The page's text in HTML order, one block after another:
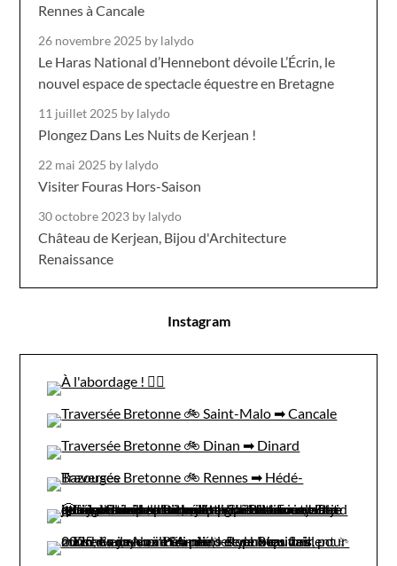
Rennes à Cancale
26 novembre 2025 by lalydo
Le Haras National d’Hennebont dévoile L’Écrin, le
nouvel espace de spectacle équestre en Bretagne
11 juillet 2025 by lalydo
Plongez Dans Les Nuits de Kerjean !
22 mai 2025 by lalydo
Visiter Fouras Hors-Saison
30 octobre 2023 by lalydo
Château de Kerjean, Bijou d'Architecture
Renaissance
Instagram